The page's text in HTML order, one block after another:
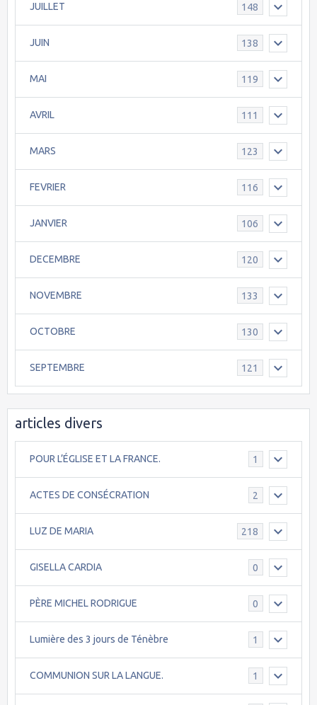
JUILLET 148
JUIN 138
MAI 119
AVRIL 111
MARS 123
FEVRIER 116
JANVIER 106
DECEMBRE 120
NOVEMBRE 133
OCTOBRE 130
SEPTEMBRE 121
articles divers
POUR L’ÉGLISE ET LA FRANCE. 1
ACTES DE CONSÉCRATION 2
LUZ DE MARIA 218
GISELLA CARDIA 0
PÈRE MICHEL RODRIGUE 0
Lumière des 3 jours de Ténèbre 1
COMMUNION SUR LA LANGUE. 1